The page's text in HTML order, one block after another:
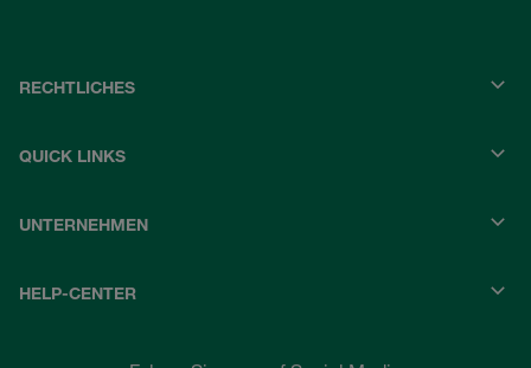
RECHTLICHES
QUICK LINKS
UNTERNEHMEN
HELP-CENTER